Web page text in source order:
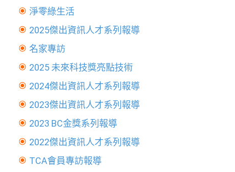
淨零綠生活
2025傑出資訊人才系列報導
名家專訪
2025 未來科技獎亮點技術
2024傑出資訊人才系列報導
2023傑出資訊人才系列報導
2023 BC金獎系列報導
2022傑出資訊人才系列報導
TCA會員專訪報導